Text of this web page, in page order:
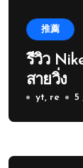
推薦
รีวิว
สายวิ่ง
yt, re 5